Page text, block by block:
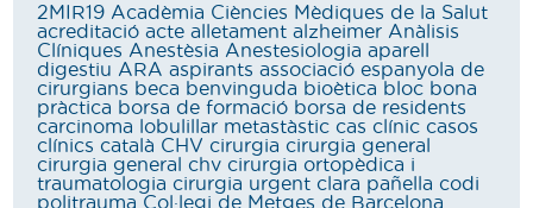
2MIR19 Acadèmia Ciències Mèdiques de la Salut
acreditació acte alletament alzheimer Anàlisis
Clíniques Anestèsia Anestesiologia aparell
digestiu ARA aspirants associació espanyola de
cirurgians beca benvinguda bioètica bloc bona
pràctica borsa de formació borsa de residents
carcinoma lobulillar metastàstic cas clínic casos
clínics català CHV cirurgia cirurgia general
cirurgia general chv cirurgia ortopèdica i
traumatologia cirurgia urgent clara pañella codi
politrauma Col·legi de Metges de Barcelona